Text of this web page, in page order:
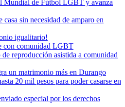
Mundial de Fútbol LGBT y avanza
sin necesidad de amparo en
igualitario!
con comunidad LGBT
reproducción asistida a comunidad
un matrimonio más en Durango
20 mil pesos para poder casarse en
especial por los derechos